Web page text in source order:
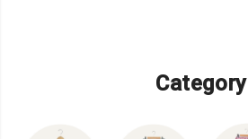
Category